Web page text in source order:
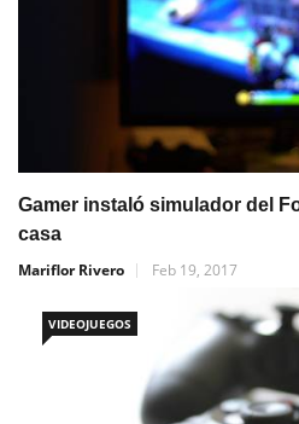
Gamer instaló simulador del
casa
Mariflor Rivero
Feb 19, 2017
VIDEOJUEGOS